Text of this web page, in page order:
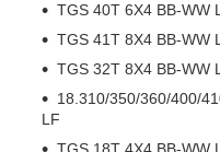
TGS 40T 6X4 BB-
TGS 41T 8X4 BB-
TGS 32T 8X4 BB-
18.310/350/360/400/
LF